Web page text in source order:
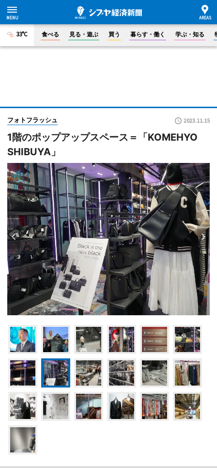
33°C 食べる 見る・遊ぶ 買う 暮らす・働く 学ぶ・知る
フォトフラッシュ 2023.11.15
1階のポップアップスペース＝「KOMEHYO
SHIBUYA」